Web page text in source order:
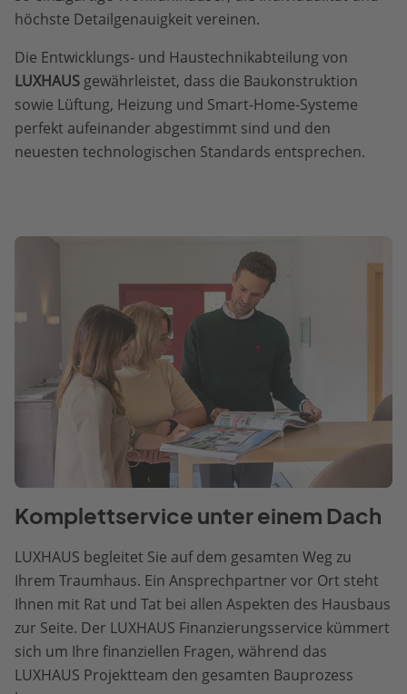
höchste Detailgenauigkeit vereinen.
Die Entwicklungs- und Haustechnikabteilung von
LUXHAUS gewährleistet, dass die Baukonstruktion
sowie Lüftung, Heizung und Smart-Home-Systeme
perfekt aufeinander abgestimmt sind und den
neuesten technologischen Standards entsprechen.
Komplettservice unter einem Dach
LUXHAUS begleitet Sie auf dem gesamten Weg zu
Ihrem Traumhaus. Ein Ansprechpartner vor Ort steht
Ihnen mit Rat und Tat bei allen Aspekten des Hausbaus
zur Seite. Der LUXHAUS Finanzierungsservice kümmert
sich um Ihre finanziellen Fragen, während das
LUXHAUS Projektteam den gesamten Bauprozess